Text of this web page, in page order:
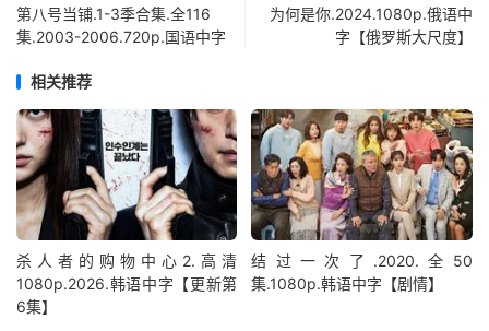
第八号当铺.1-3季合集.全116
集.2003-2006.720p.国语中字
为何是你.2024.1080p.俄语中
字【俄罗斯大尺度】
相关推荐
杀人者的购物中心2.高清
1080p.2026.韩语中字【更新第
6集】
结过一次了.2020.全50
集.1080p.韩语中字【剧情】